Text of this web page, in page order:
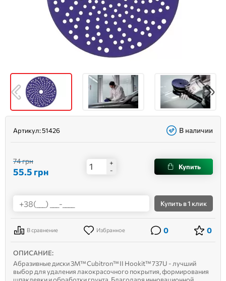
Артикул:51426 В наличии
74 грн
55.5 грн
+
-
Купить
Купитьв 1 клик
В сравнение Избранное 0 0
ОПИСАНИЕ:
Абразивные диски 3M™ Cubitron™ II Hookit™ 737U - лучший
выбор для удаления лакокрасочного покрытия, формирования